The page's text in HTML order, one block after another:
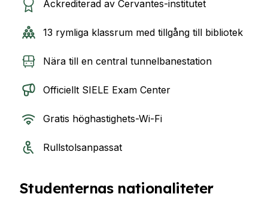
Ackrediterad av Cervantes-institutet
13 rymliga klassrum med tillgång till bibliotek
Nära till en central tunnelbanestation
Officiellt SIELE Exam Center
Gratis höghastighets-Wi-Fi
Rullstolsanpassat
Studenternas nationaliteter